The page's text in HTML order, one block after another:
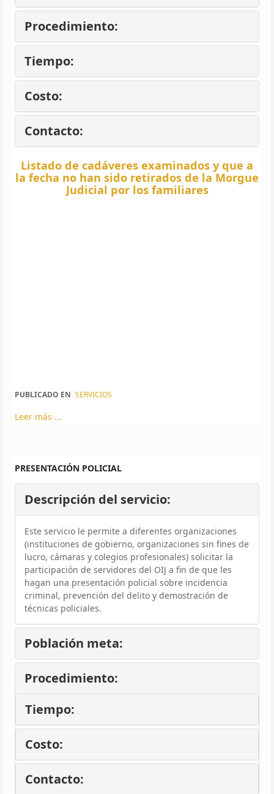
Procedimiento:
Tiempo:
Costo:
Contacto:
Listado de cadáveres examinados y que a
la fecha no han sido retirados de la Morgue
Judicial por los familiares
PUBLICADO EN SERVICIOS
Leer más ...
PRESENTACIÓN POLICIAL
Descripción del servicio:
Este servicio le permite a diferentes organizaciones
(instituciones de gobierno, organizaciones sin fines de
lucro, cámaras y colegios profesionales) solicitar la
participación de servidores del OIJ a fin de que les
hagan una presentación policial sobre incidencia
criminal, prevención del delito y demostración de
técnicas policiales.
Población meta:
Procedimiento:
Tiempo:
Costo:
Contacto: